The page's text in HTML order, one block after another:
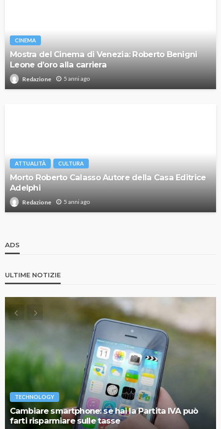
CINEMA
Mostra del Cinema di Venezia: Roberto Benigni
Leone d’oro alla carriera
Redazione 5 anni ago
ATTUALITÀ CULTURA
Morto Roberto Calasso Autore della Casa Editrice
Adelphi
Redazione 5 anni ago
ADS
ULTIME NOTIZIE
TECHNOLOGY
Cambiare smartphone: se hai la Partita IVA può
farti risparmiare sulle tasse